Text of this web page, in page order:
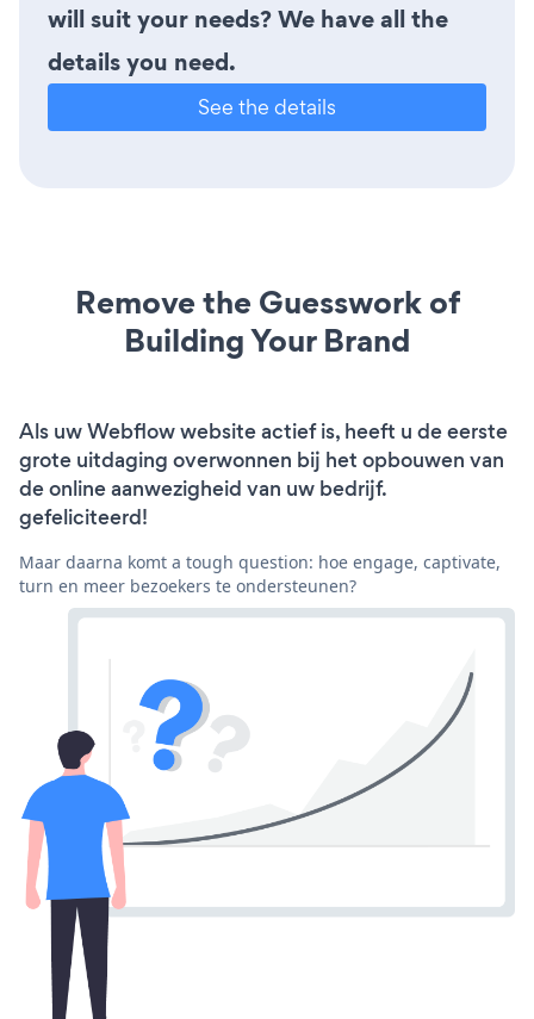
will suit your needs? We have all the
details you need.
See the details
Remove the Guesswork of
Building Your Brand
Als uw Webflow website actief is, heeft u de eerste
grote uitdaging overwonnen bij het opbouwen van
de online aanwezigheid van uw bedrijf.
gefeliciteerd!
Maar daarna komt a tough question: hoe engage, captivate,
turn en meer bezoekers te ondersteunen?